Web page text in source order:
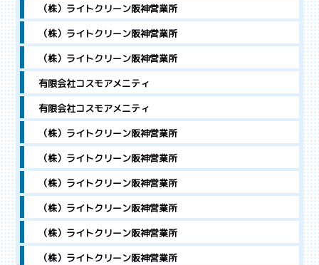
（株）ライトクリーン阪神営業所
（株）ライトクリーン阪神営業所
（株）ライトクリーン阪神営業所
有限会社コスモアメニティ
有限会社コスモアメニティ
（株）ライトクリーン阪神営業所
（株）ライトクリーン阪神営業所
（株）ライトクリーン阪神営業所
（株）ライトクリーン阪神営業所
（株）ライトクリーン阪神営業所
（株）ライトクリーン阪神営業所